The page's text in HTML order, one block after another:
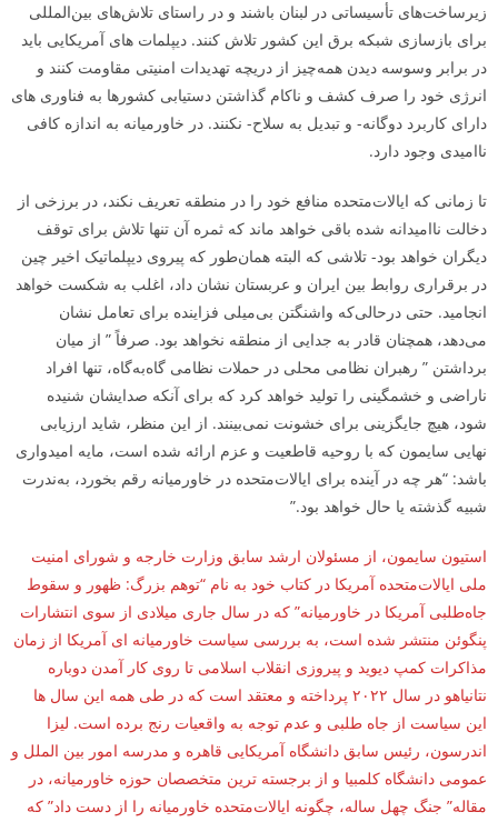
زیرساخت‌های تأسیساتی در لبنان باشند و در راستای تلاش‌های بین‌المللی
برای بازسازی شبکه برق این کشور تلاش کنند. دیپلمات­ های آمریکایی باید
در برابر وسوسه دیدن همه‌چیز از دریچه تهدیدات امنیتی مقاومت کنند و
انرژی خود را صرف کشف و ناکام گذاشتن دستیابی کشورها به فناوری­ های
دارای کاربرد دوگانه- و تبدیل به سلاح- نکنند. در خاورمیانه به‌ اندازه کافی
ناامیدی وجود دارد.
تا زمانی که ایالات‌متحده منافع خود را در منطقه تعریف نکند، در برزخی از
دخالت ناامیدانه شده باقی خواهد ماند که ثمره آن تنها تلاش برای توقف
دیگران خواهد بود- تلاشی که البته همان‌طور که پیروی دیپلماتیک اخیر چین
در برقراری روابط بین ایران و عربستان نشان داد، اغلب به شکست خواهد
انجامید. حتی درحالی‌که واشنگتن بی‌میلی فزاینده برای تعامل نشان
می‌دهد، همچنان قادر به جدایی از منطقه نخواهد بود. صرفاً ” از میان
برداشتن ” رهبران نظامی محلی در حملات نظامی گاه‌به‌گاه، تنها افراد
ناراضی و خشمگینی را تولید خواهد کرد که برای آن­که صدایشان شنیده
شود، هیچ جایگزینی برای خشونت نمی‌بینند. از این منظر، شاید ارزیابی
نهایی سایمون که با روحیه قاطعیت و عزم ارائه شده است، مایه امیدواری
باشد: “هر چه در آینده برای ایالات‌متحده در خاورمیانه رقم بخورد، به‌ندرت
شبیه گذشته یا حال خواهد بود.”
استیون سایمون، از مسئولان ارشد سابق وزارت خارجه و شورای امنیت
ملی ایالات‌متحده آمریکا در کتاب خود به نام “توهم بزرگ: ظهور و سقوط
جاه‌طلبی آمریکا در خاورمیانه” که در سال جاری میلادی از سوی انتشارات
پنگوئن منتشر شده است، به بررسی سیاست خاورمیانه­ ای آمریکا از زمان
مذاکرات کمپ دیوید و پیروزی انقلاب اسلامی تا روی کار آمدن دوباره
نتانیاهو در سال ۲۰۲۲ پرداخته و معتقد است که در طی همه این سال­ ها
این سیاست از جاه­ طلبی و عدم توجه به واقعیات رنج برده است. لیزا
اندرسون، رئیس سابق دانشگاه آمریکایی قاهره و مدرسه امور بین­ الملل و
عمومی دانشگاه کلمبیا و از برجسته ­ترین متخصصان حوزه خاورمیانه، در
مقاله” جنگ چهل ساله، چگونه ایالات‌متحده خاورمیانه را از دست داد” که